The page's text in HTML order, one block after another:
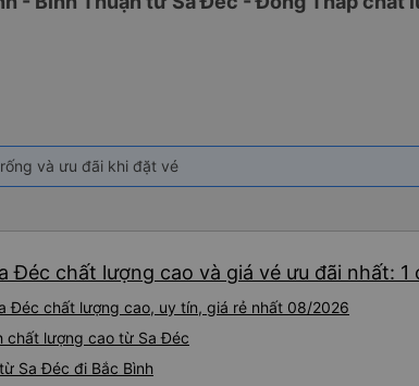
và ưu đãi khi đặt vé
Đéc chất lượng cao và giá vé ưu đãi nhất: 1
Đéc chất lượng cao, uy tín, giá rẻ nhất 08/2026
chất lượng cao từ Sa Đéc
Sa Đéc đi Bắc Bình